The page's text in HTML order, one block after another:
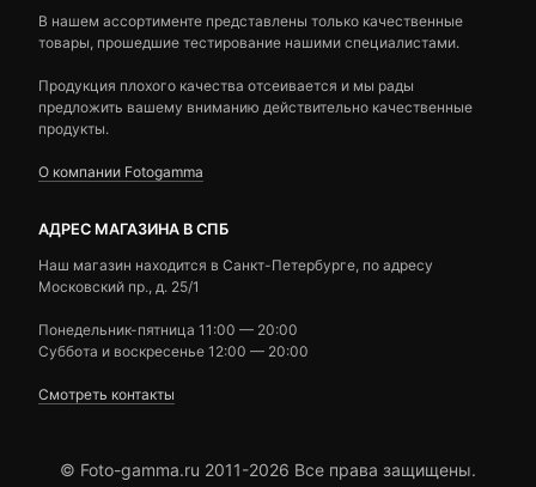
В нашем ассортименте представлены только качественные
товары, прошедшие тестирование нашими специалистами.
Продукция плохого качества отсеивается и мы рады
предложить вашему вниманию действительно качественные
продукты.
О компании Fotogamma
АДРЕС МАГАЗИНА В СПБ
Наш магазин находится в Санкт-Петербурге, по адресу
Московский пр., д. 25/1
Понедельник-пятница 11:00 — 20:00
Суббота и воскресенье 12:00 — 20:00
Смотреть контакты
© Foto-gamma.ru 2011-2026 Все права защищены.